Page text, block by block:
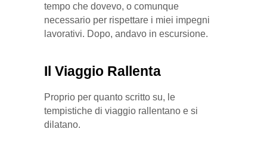
tempo che dovevo, o comunque
necessario per rispettare i miei impegni
lavorativi. Dopo, andavo in escursione.
Il Viaggio Rallenta
Proprio per quanto scritto su, le
tempistiche di viaggio rallentano e si
dilatano.